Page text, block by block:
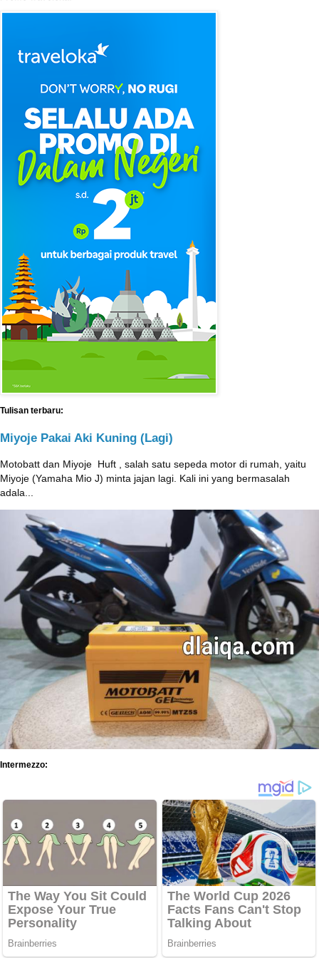
Tulisan terbaru:
Miyoje Pakai Aki Kuning (Lagi)
Motobatt dan Miyoje ‎ Huft , salah satu sepeda motor di rumah, yaitu
Miyoje (Yamaha Mio J) minta jajan lagi. Kali ini yang bermasalah
adala...
Intermezzo: